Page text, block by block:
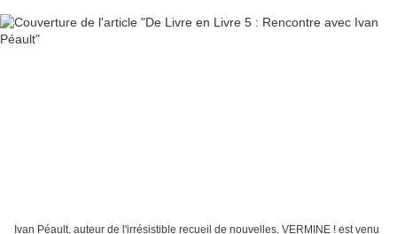
Ivan Péault, auteur de l'irrésistible recueil de nouvelles, VERMINE ! est venu